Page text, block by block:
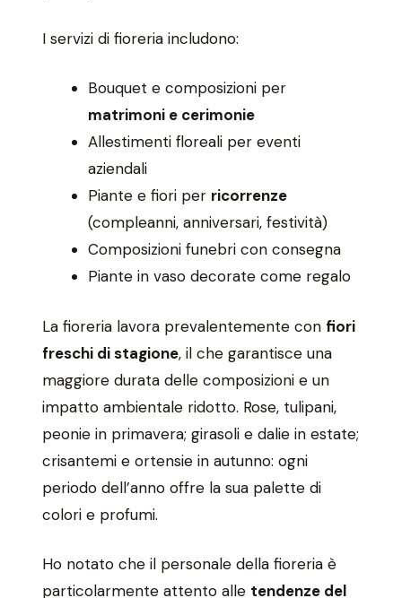
I servizi di fioreria includono:
Bouquet e composizioni per
matrimoni e cerimonie
Allestimenti floreali per eventi
aziendali
Piante e fiori per ricorrenze
(compleanni, anniversari, festività)
Composizioni funebri con consegna
Piante in vaso decorate come regalo
La fioreria lavora prevalentemente con fiori
freschi di stagione, il che garantisce una
maggiore durata delle composizioni e un
impatto ambientale ridotto. Rose, tulipani,
peonie in primavera; girasoli e dalie in estate;
crisantemi e ortensie in autunno: ogni
periodo dell’anno offre la sua palette di
colori e profumi.
Ho notato che il personale della fioreria è
particolarmente attento alle tendenze del